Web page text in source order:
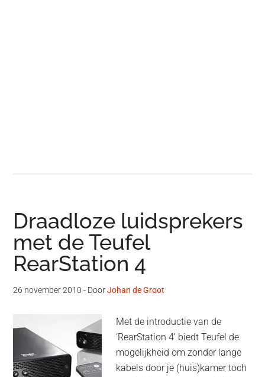
Draadloze luidsprekers
met de Teufel
RearStation 4
26 november 2010 - DoorJohan de Groot
Met de introductie van de
‘RearStation 4’ biedt Teufel de
mogelijkheid om zonder lange
kabels door je (huis)kamer toch